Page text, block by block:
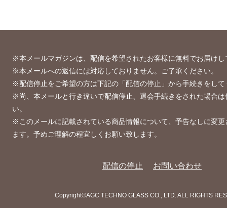
※本メールマガジンは、配信を希望されたお客様に無料でお届けし
※本メールへの返信には対応しておりません。ご了承ください。
※配信停止をご希望の方は下記の「配信の停止」から手続きをして
※尚、本メールと行き違いで配信停止、退会手続きをされた場合
い。
※このメールに記載されている商品情報について、予告なしに変
ます。予めご理解の程宜しくお願い致します。
配信の停止 お問い合わせ
Copyright©AGC TECHNO GLASS CO., LTD. ALL RIGHTS